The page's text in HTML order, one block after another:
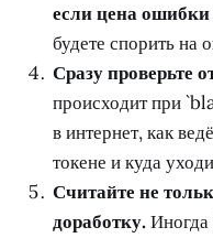
если цена
будете спорить на
Сразу проверьте
происходит при
в интернет, как
токене и куда
Считайте не
доработку.Иногда